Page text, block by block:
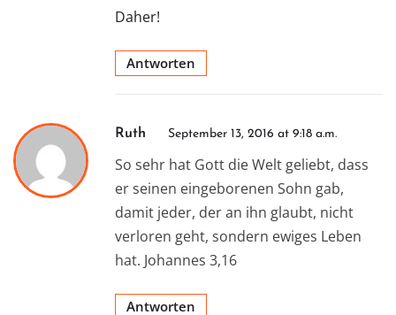
Daher!
Antworten
Ruth September 13, 2016 at 9:18 a.m.
So sehr hat Gott die Welt geliebt, dass
er seinen eingeborenen Sohn gab,
damit jeder, der an ihn glaubt, nicht
verloren geht, sondern ewiges Leben
hat. Johannes 3,16
Antworten